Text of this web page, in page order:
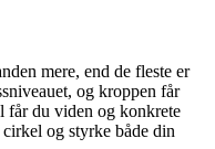
mere, end de fleste er
og kroppen får
får du viden og konkrete
og styrke både din